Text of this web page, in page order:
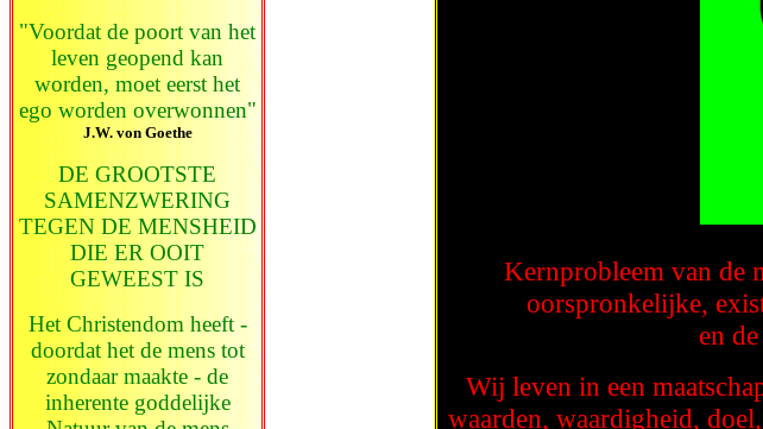
"Voordat de poort van het
leven geopend kan
worden, moet eerst het
ego worden overwonnen"
J.W. von Goethe
DE GROOTSTE
SAMENZWERING
TEGEN DE MENSHEID
DIE ER OOIT
GEWEEST IS
Het Christendom heeft -
doordat het de mens tot
zondaar maakte - de
inherente goddelijke
Kernprobleem van de
oorspronkelijke,
en
Wij leven in een
waarden, waardigheid,